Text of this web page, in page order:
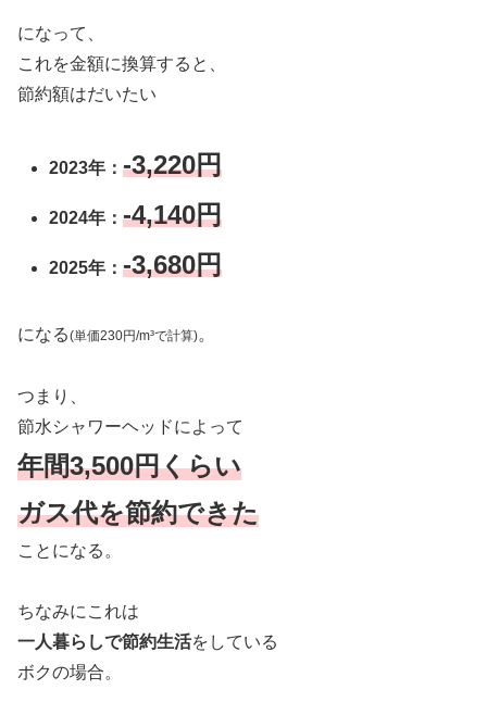
になって、
これを金額に換算すると、
節約額はだいたい
2023年：-3,220円
2024年：-4,140円
2025年：-3,680円
になる(単価230円/m³で計算)。
つまり、
節水シャワーヘッドによって
年間3,500円くらい
ガス代を節約できた
ことになる。
ちなみにこれは
一人暮らしで節約生活をしている
ボクの場合。